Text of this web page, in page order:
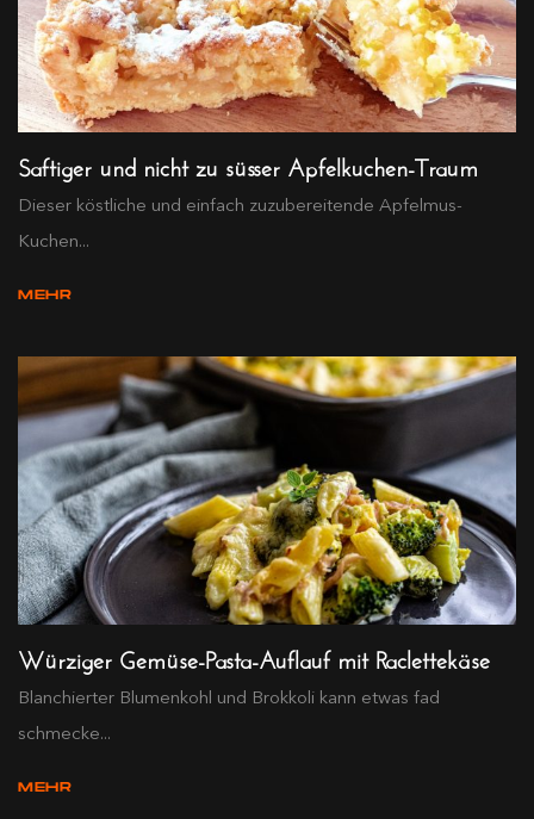
Saftiger und nicht zu süsser Apfelkuchen-Traum
Dieser köstliche und einfach zuzubereitende Apfelmus-
Kuchen...
MEHR
Würziger Gemüse-Pasta-Auflauf mit Raclettekäse
Blanchierter Blumenkohl und Brokkoli kann etwas fad
schmecke...
MEHR